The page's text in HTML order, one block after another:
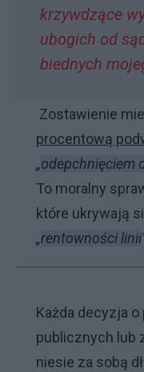
krzywdzące
ubogich od
biednych
Zostawienie
procentową
„odepchnięciem
To moralny
które ukrywają
„rentowności linii
Każda decyzja
publicznych lub
niesie za sobą